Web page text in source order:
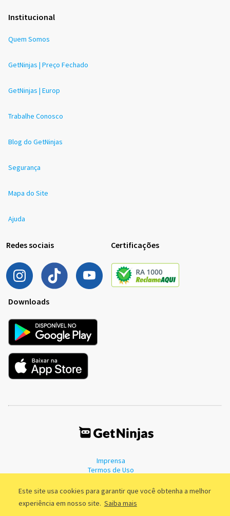
Este site usa cookies para garantir que você obtenha a melhor
experiência em nosso site. Saiba mais
Institucional
Quem Somos
GetNinjas | Preço Fechado
GetNinjas | Europ
Trabalhe Conosco
Blog do GetNinjas
Segurança
Mapa do Site
Ajuda
Redes sociais Certificações
Downloads
Imprensa
Termos de Uso